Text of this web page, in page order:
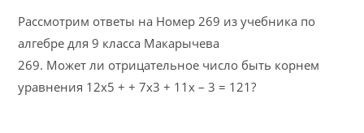
Рассмотрим ответы на Номер 269 из учебника по
алгебре для 9 класса Макарычева
269. Может ли отрицательное число быть корнем
уравнения 12х5 + + 7х3 + 11х – 3 = 121?